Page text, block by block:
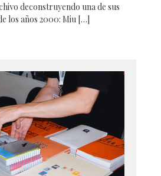
deconstruyendo una de sus
los años 2000: Miu […]